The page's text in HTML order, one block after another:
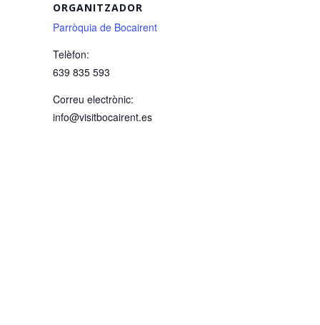
ORGANITZADOR
Parròquia de Bocairent
Telèfon:
639 835 593
Correu electrònic:
info@visitbocairent.es